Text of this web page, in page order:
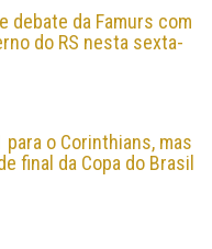
debate da Famurs com
do RS nesta sexta-
o Corinthians, mas
final da Copa do Brasil